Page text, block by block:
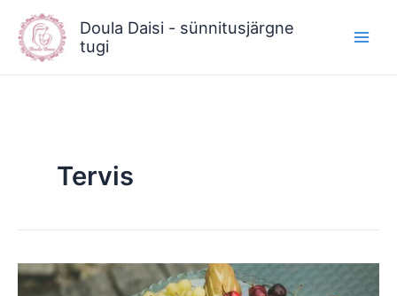
content
Doula Daisi - sünnitusjärgne
tugi
Tervis